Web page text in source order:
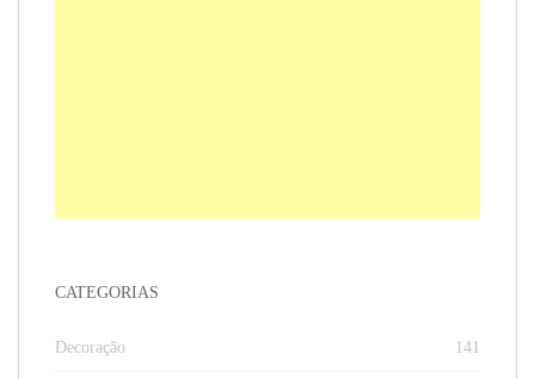
CATEGORIAS
Decoração 141